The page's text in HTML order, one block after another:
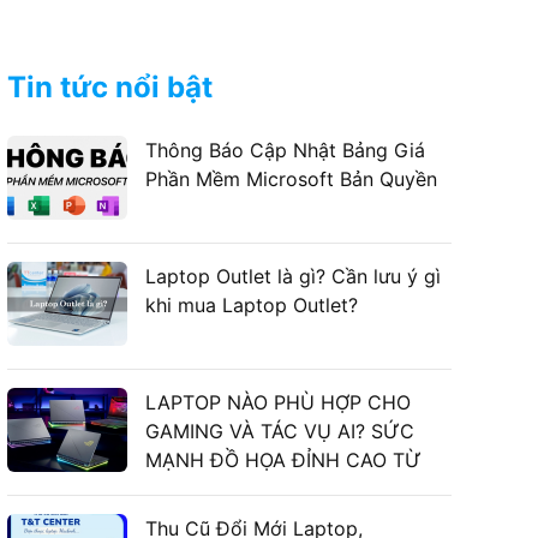
Tin tức nổi bật
Thông Báo Cập Nhật Bảng Giá
Phần Mềm Microsoft Bản Quyền
Laptop Outlet là gì? Cần lưu ý gì
khi mua Laptop Outlet?
LAPTOP NÀO PHÙ HỢP CHO
GAMING VÀ TÁC VỤ AI? SỨC
MẠNH ĐỒ HỌA ĐỈNH CAO TỪ
LAPTOP ASUS GAMING
Thu Cũ Đổi Mới Laptop,